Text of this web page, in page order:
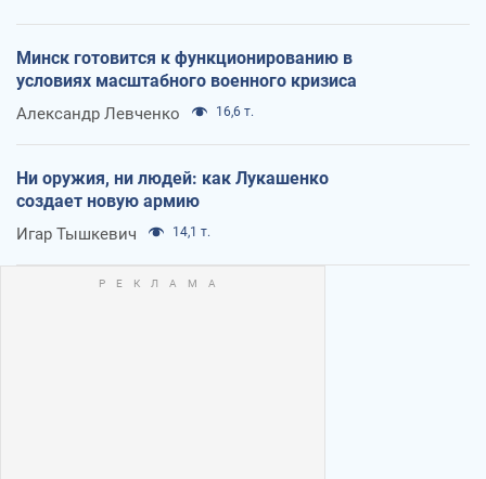
Минск готовится к функционированию в
условиях масштабного военного кризиса
Александр Левченко 16,6 т.
Ни оружия, ни людей: как Лукашенко
создает новую армию
Игар Тышкевич 14,1 т.